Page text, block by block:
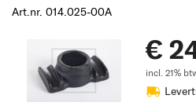
Selecteer fabrikant
Selecteer model
Selecteer type
Art.nr. 014.025-00A
€
incl. 21%